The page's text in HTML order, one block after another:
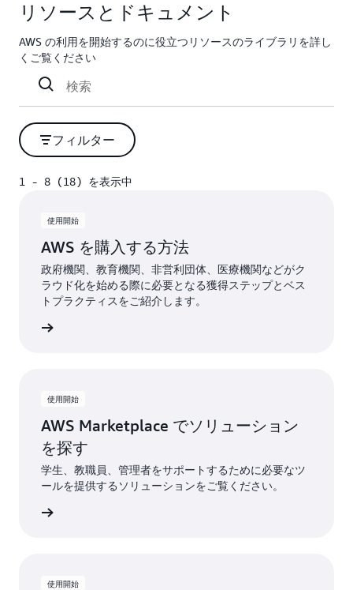
リソースとドキュメント
AWS の利用を開始するのに役立つリソースのライブラリを詳し
くご覧ください
フィルター
1 - 8 (18) を表示中
使用開始
AWS を購入する方法
政府機関、教育機関、非営利団体、医療機関などがク
ラウド化を始める際に必要となる獲得ステップとベス
トプラクティスをご紹介します。
使用開始
AWS Marketplace でソリューション
を探す
学生、教職員、管理者をサポートするために必要なツ
ールを提供するソリューションをご覧ください。
使用開始